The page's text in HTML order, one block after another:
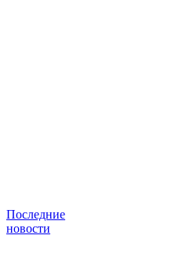
Последние
новости